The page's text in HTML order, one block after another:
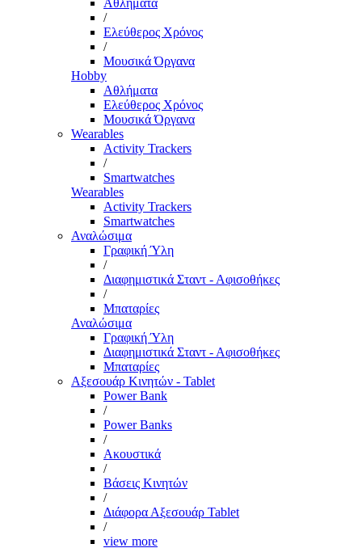
Αθλήματα
/
Ελεύθερος Χρόνος
/
Μουσικά Όργανα
Hobby
Αθλήματα
Ελεύθερος Χρόνος
Μουσικά Όργανα
Wearables
Activity Trackers
/
Smartwatches
Wearables
Activity Trackers
Smartwatches
Αναλώσιμα
Γραφική Ύλη
/
Διαφημιστικά Σταντ - Αφισοθήκες
/
Μπαταρίες
Αναλώσιμα
Γραφική Ύλη
Διαφημιστικά Σταντ - Αφισοθήκες
Μπαταρίες
Αξεσουάρ Κινητών - Tablet
Power Bank
/
Power Banks
/
Ακουστικά
/
Βάσεις Κινητών
/
Διάφορα Αξεσουάρ Tablet
/
view more